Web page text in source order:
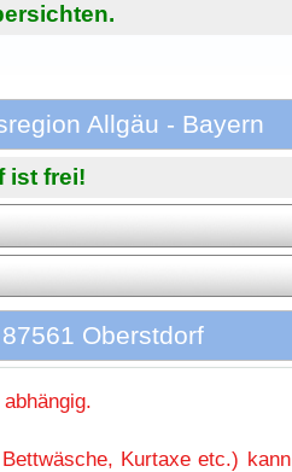
Allgäu - Bayern
ist frei!
Oberstdorf
Kurtaxe etc.) kann